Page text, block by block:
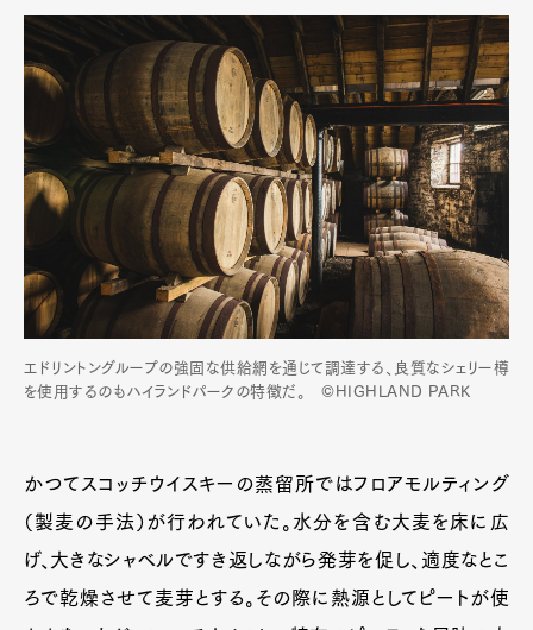
エドリントングループの強固な供給網を通じて調達する、良質なシェリー樽
を使用するのもハイランドパークの特徴だ。 ©HIGHLAND PARK
かつてスコッチウイスキーの蒸留所ではフロアモルティング
（製麦の手法）が行われていた。水分を含む大麦を床に広
げ、大きなシャベルですき返しながら発芽を促し、適度なとこ
ろで乾燥させて麦芽とする。その際に熱源としてピートが使